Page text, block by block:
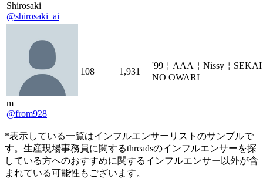
Shirosaki
@shirosaki_ai
m
@from928
108 1,931
'99￤AAA￤Nissy￤SEKAI
NO OWARI
*表示している一覧はインフルエンサーリストのサンプルで
す。生産現場事務員に関するthreadsのインフルエンサーを探
している方へのおすすめに関するインフルエンサー以外が含
まれている可能性もございます。